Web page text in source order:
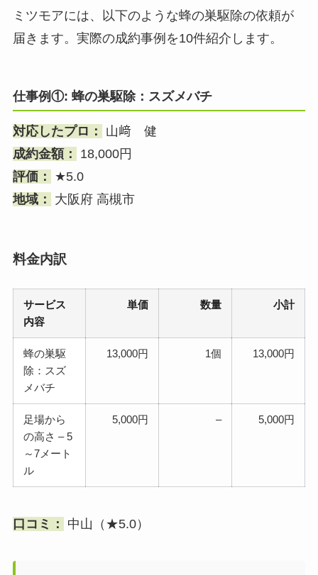
ミツモアには、以下のような蜂の巣駆除の依頼が
届きます。実際の成約事例を10件紹介します。
仕事例①: 蜂の巣駆除：スズメバチ
対応したプロ：
山﨑 健
成約金額：
18,000円
評価：
★5.0
地域：
大阪府 高槻市
料金内訳
サービス
内容
単価 数量 小計
蜂の巣駆
除：スズ
メバチ
13,000円 1個 13,000円
足場から
の高さ – 5
～7メート
ル
5,000円 – 5,000円
口コミ： 中山（★5.0）